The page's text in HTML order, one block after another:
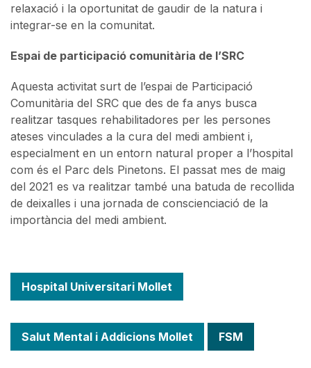
relaxació i la oportunitat de gaudir de la natura i
integrar-se en la comunitat.
Espai de participació comunitària de l’SRC
Aquesta activitat surt de l’espai de Participació
Comunitària del SRC que des de fa anys busca
realitzar tasques rehabilitadores per les persones
ateses vinculades a la cura del medi ambient i,
especialment en un entorn natural proper a l’hospital
com és el Parc dels Pinetons. El passat mes de maig
del 2021 es va realitzar també una batuda de recollida
de deixalles i una jornada de conscienciació de la
importància del medi ambient.
Hospital Universitari Mollet
Salut Mental i Addicions Mollet FSM